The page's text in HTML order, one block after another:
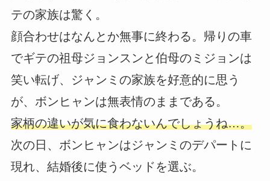
テの家族は驚く。
顔合わせはなんとか無事に終わる。帰りの車
でギテの祖母ジョンスンと伯母のミジョンは
笑い転げ、ジャンミの家族を好意的に思う
が、ボンヒャンは無表情のままである。
家柄の違いが気に食わないんでしょうね…。
次の日、ボンヒャンはジャンミのデパートに
現れ、結婚後に使うベッドを選ぶ。